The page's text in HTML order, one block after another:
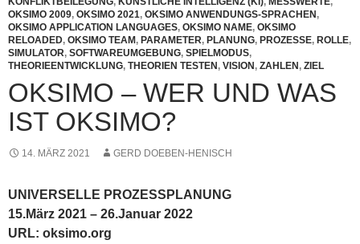
OKSIMO 2009, OKSIMO 2021, OKSIMO ANWENDUNGS-SPRACHEN,
OKSIMO APPLICATION LANGUAGES, OKSIMO NAME, OKSIMO
RELOADED, OKSIMO TEAM, PARAMETER, PLANUNG, PROZESSE, ROLLE,
SIMULATOR, SOFTWAREUMGEBUNG, SPIELMODUS,
THEORIEENTWICKLUNG, THEORIEN TESTEN, VISION, ZAHLEN, ZIEL
OKSIMO – WER UND WAS
IST OKSIMO?
14. MÄRZ 2021 GERD DOEBEN-HENISCH
UNIVERSELLE PROZESSPLANUNG
15.März 2021 – 26.Januar 2022
URL: oksimo.org